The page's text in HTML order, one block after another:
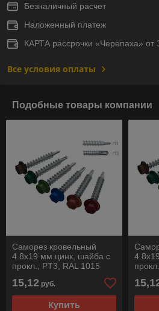
Безналичный расчет
Наложенный платеж
КАРТА рассрочки «Черепаха»
Все условия оплаты
Подобные товары компании
Саморез кровельный
4.8х19 мм цинк, шайба с
прокл., PT3, RAL 1015
STARFIX
15,12 руб.
Купить